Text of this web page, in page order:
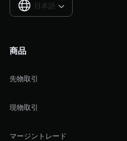
日本語 
商品
先物取引
現物取引
マージントレード